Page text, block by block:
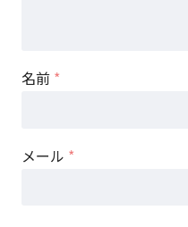
名前 *
メール *